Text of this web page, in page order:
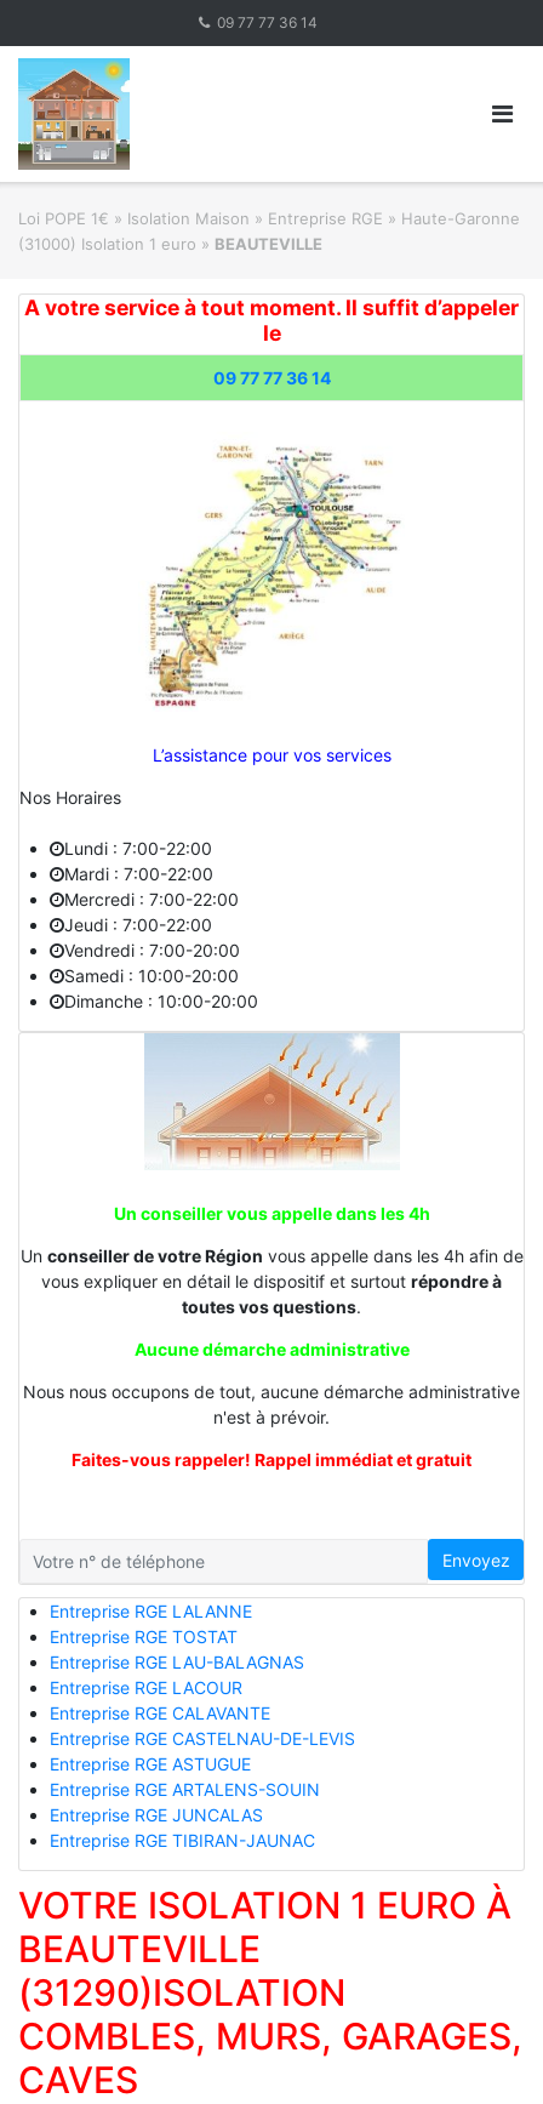
content
09 77 77 36 14
Loi POPE 1€ » Isolation Maison » Entreprise RGE » Haute-Garonne
(31000) Isolation 1 euro » BEAUTEVILLE
A votre service à tout moment. Il suffit d’appeler
le
09 77 77 36 14
L’assistance pour vos services
Nos Horaires
Lundi : 7:00-22:00
Mardi : 7:00-22:00
Mercredi : 7:00-22:00
Jeudi : 7:00-22:00
Vendredi : 7:00-20:00
Samedi : 10:00-20:00
Dimanche : 10:00-20:00
Un conseiller vous appelle dans les 4h
Un conseiller de votre Région vous appelle dans les 4h afin de
vous expliquer en détail le dispositif et surtout répondre à
toutes vos questions.
Aucune démarche administrative
Nous nous occupons de tout, aucune démarche administrative
n'est à prévoir.
Faites-vous rappeler! Rappel immédiat et gratuit
Envoyez
Entreprise RGE LALANNE
Entreprise RGE TOSTAT
Entreprise RGE LAU-BALAGNAS
Entreprise RGE LACOUR
Entreprise RGE CALAVANTE
Entreprise RGE CASTELNAU-DE-LEVIS
Entreprise RGE ASTUGUE
Entreprise RGE ARTALENS-SOUIN
Entreprise RGE JUNCALAS
Entreprise RGE TIBIRAN-JAUNAC
VOTRE ISOLATION 1 EURO À
BEAUTEVILLE
(31290)ISOLATION
COMBLES, MURS, GARAGES,
CAVES